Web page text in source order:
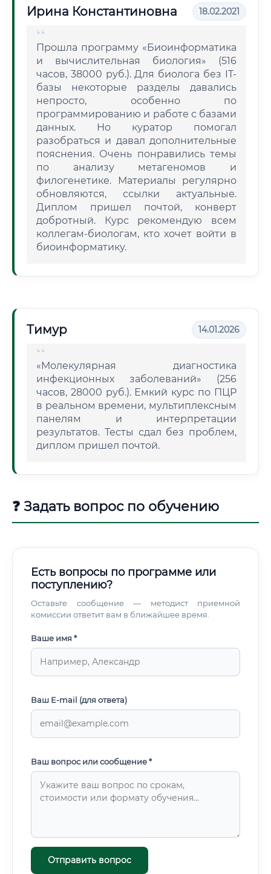
Ирина Константиновна 18.02.2021
Прошла программу «Биоинформатика
и вычислительная биология» (516
часов, 38000 руб.). Для биолога без IT-
базы некоторые разделы давались
непросто, особенно по
программированию и работе с базами
данных. Но куратор помогал
разобраться и давал дополнительные
пояснения. Очень понравились темы
по анализу метагеномов и
филогенетике. Материалы регулярно
обновляются, ссылки актуальные.
Диплом пришел почтой, конверт
добротный. Курс рекомендую всем
коллегам-биологам, кто хочет войти в
биоинформатику.
Тимур 14.01.2026
«Молекулярная диагностика
инфекционных заболеваний» (256
часов, 28000 руб.). Емкий курс по ПЦР
в реальном времени, мультиплексным
панелям и интерпретации
результатов. Тесты сдал без проблем,
диплом пришел почтой.
❓ Задать вопрос по обучению
Есть вопросы по программе или
поступлению?
Оставьте сообщение — методист приемной
комиссии ответит вам в ближайшее время.
Ваше имя *
Ваш E-mail (для ответа)
Ваш вопрос или сообщение *
Отправить вопрос